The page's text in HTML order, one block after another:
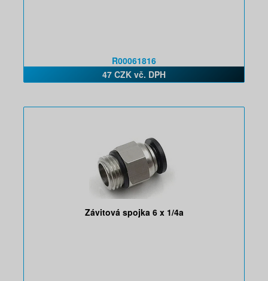
R00061816
47 CZK vč. DPH
Závitová spojka 6 x 1/4a